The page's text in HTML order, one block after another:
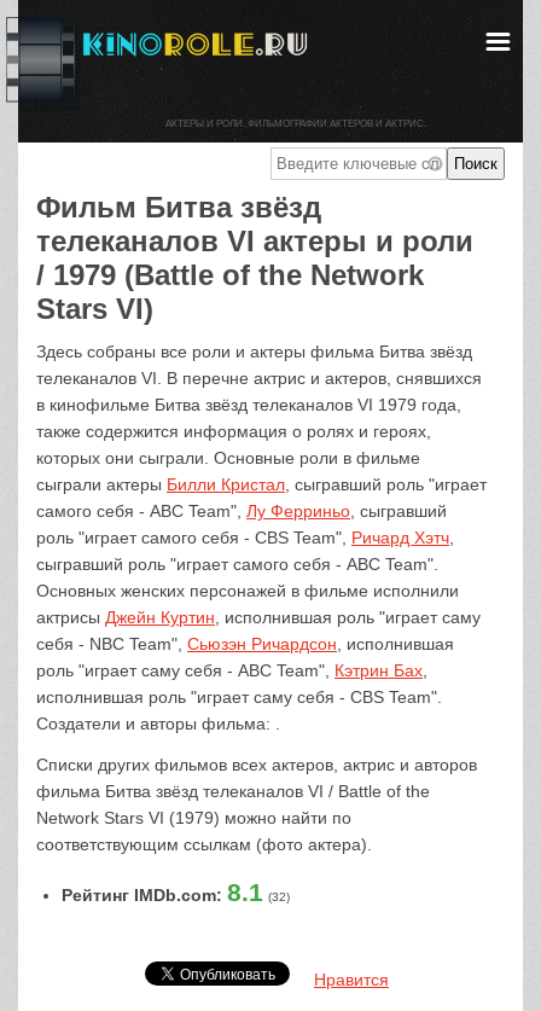
Фильм Битва звёзд
телеканалов VI актеры и роли
/ 1979 (Battle of the Network
Stars VI)
Здесь собраны все роли и актеры фильма Битва звёзд
телеканалов VI. В перечне актрис и актеров, снявшихся
в кинофильме Битва звёзд телеканалов VI 1979 года,
также содержится информация о ролях и героях,
которых они сыграли. Основные роли в фильме
сыграли актеры Билли Кристал , сыгравший роль "играет
самого себя - ABC Team", Лу Ферриньо , сыгравший
роль "играет самого себя - CBS Team", Ричард Хэтч
сыгравший роль "играет самого себя - ABC Team".
Основных женских персонажей в фильме исполнили
актрисы Джейн Куртин , исполнившая роль "играет саму
себя - NBC Team", Сьюзэн Ричардсон , исполнившая
роль "играет саму себя - ABC Team", Кэтрин Бах
исполнившая роль "играет саму себя - CBS Team".
Создатели и авторы фильма: .
Списки других фильмов всех актеров, актрис и авторов
фильма Битва звёзд телеканалов VI / Battle of the
Network Stars VI (1979) можно найти по
соответствующим ссылкам (фото актера).
Рейтинг IMDb.com: 8.1 (32)
Нравится
АКТЕРЫ И РОЛИ. ФИЛЬМОГРАФИИ АКТЕРОВ И АКТРИС.